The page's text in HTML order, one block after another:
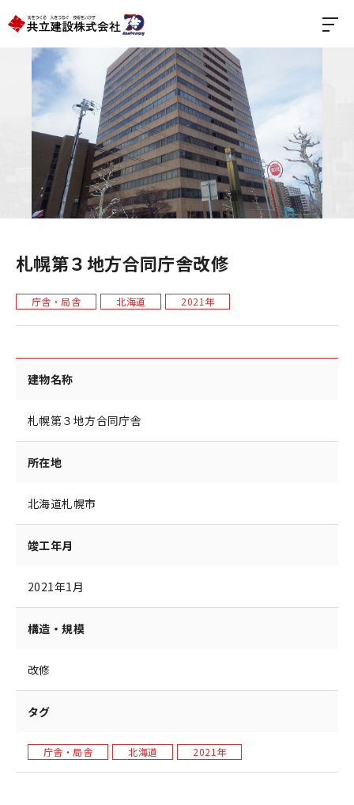
札幌第３地方合同庁舎改修
庁舎・局舎 北海道 2021年
建物名称
札幌第３地方合同庁舎
所在地
北海道札幌市
竣工年月
2021年1月
構造・規模
改修
タグ
庁舎・局舎 北海道 2021年